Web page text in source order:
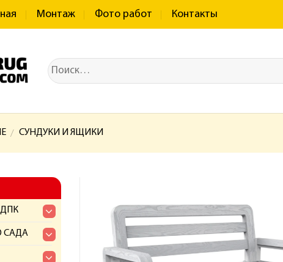
Монтаж Фото работ Контакты
/ СУНДУКИ И ЯЩИКИ
ДПК
САДА